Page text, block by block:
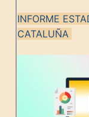
INFORME
CATALUÑA